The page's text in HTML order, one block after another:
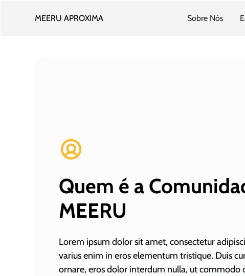
MEERU APROXIMA Sobre Nós
Quem é a
MEERU
Lorem ipsum dolor sit amet, consectetur
varius enim in eros elementum tristique. Duis
ornare, eros dolor interdum nulla, ut commodo